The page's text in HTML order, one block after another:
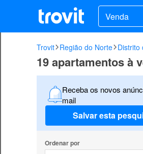
Venda
Trovit Região do Norte Distrito
19 apartamentos à
Receba os novos
mail
Salvar esta
Ordenar por